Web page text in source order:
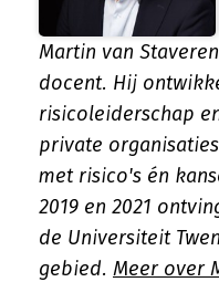
Martin van
docent. Hij
risicoleiderschap
private
met risico's én
2019 en 2021
de Universiteit
gebied. Meer over